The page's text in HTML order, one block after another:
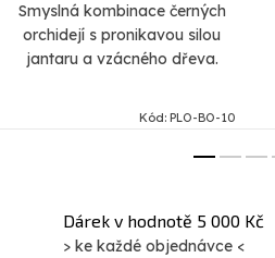
Smyslná kombinace černých
orchidejí s pronikavou silou
jantaru a vzácného dřeva.
Kód: PLO-BO-10
Dárek v hodnotě 5 000 Kč
> ke každé objednávce <